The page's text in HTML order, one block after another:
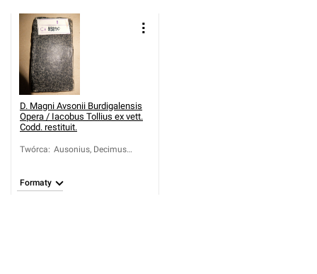
D. Magni Avsonii Burdigalensis
Opera / Iacobus Tollius ex vett.
Codd. restituit.
Twórca: Ausonius, Decimus
Jacobus (1633-1696)
Formaty